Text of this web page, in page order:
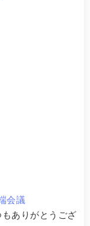
会議
ありがとうござ